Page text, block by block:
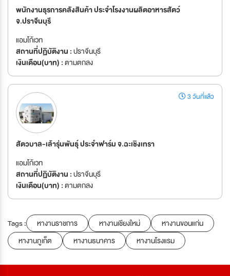
พนักงานธุรการคลังสินค้า ประจำโรงงานผลิตอาหารสัตว์
จ.ปราจีนบุรี
แอมโก้เวท
สถานที่ปฏิบัติงาน :ปราจีนบุรี
เงินเดือน(บาท) :ตามตกลง
3 วันที่แล้ว
สัตวบาล-เล้ารุ่นพันธุ์ ประจำฟาร์ม จ.ฉะเชิงเทรา
แอมโก้เวท
สถานที่ปฏิบัติงาน :ปราจีนบุรี
เงินเดือน(บาท) :ตามตกลง
Tags : หางานราชการ หางานเชียงใหม่
หางานขอนแก่น
หางานภูเก็ต
หางานธนาคาร หางานโรงแรม